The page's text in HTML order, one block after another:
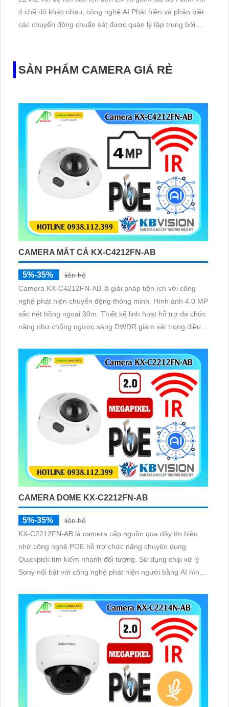
4 chế độ khác nhau, công nghệ AI Phát hiện và phân biệt
các chuyển động chuẩn sát được quản lý tập trung bởi
SẢN PHẨM CAMERA GIÁ RẺ
CAMERA MẮT CÁ KX-C4212FN-AB
5%-35%
liên hệ
Camera KX-C4212FN-AB là giải pháp tiện ích với công
nghệ phát hiện chuyển động thông minh. Hình ảnh 4.0 MP
sắc nét hồng ngoại 30m. Thiết kế linh hoạt hỗ trợ đa chức
năng như chống ngược sáng DWDR giám sát trong điều
CAMERA DOME KX-C2212FN-AB
5%-35%
liên hệ
KX-C2212FN-AB là camera cấp nguồn qua dây tín hiệu
nhờ công nghệ POE hỗ trợ chức năng chuyên dụng
Quickpick tìm kiếm nhanh đối tượng. Sử dụng chip xử lý
Sony nổi bật với công nghệ phát hiện người bằng AI hình